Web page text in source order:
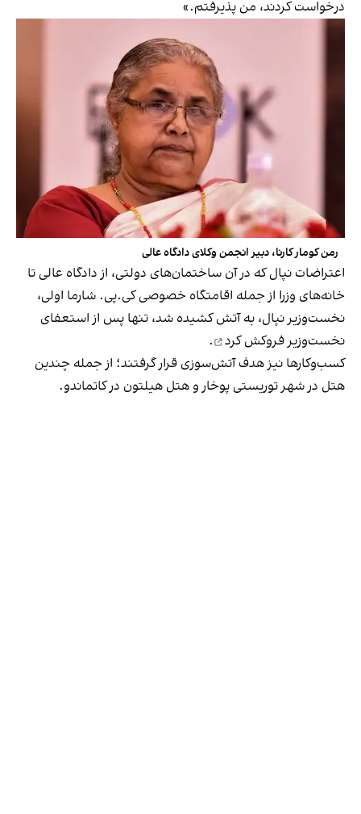
درخواست کردند، من پذیرفتم.»
رمن کومار کارنا، دبیر انجمن وکلای دادگاه عالی
اعتراضات نپال که در آن ساختمان‌های دولتی، از دادگاه عالی تا
خانه‌های وزرا از جمله اقامتگاه خصوصی کی.پی. شارما اولی،
نخست‌وزیر نپال، به آتش کشیده شد، تنها پس از استعفای
نخست‌وزیر فروکش کرد
.
کسب‌وکارها نیز هدف آتش‌سوزی قرار گرفتند؛ از جمله چندین
هتل در شهر توریستی پوخار و هتل هیلتون در کاتماندو.